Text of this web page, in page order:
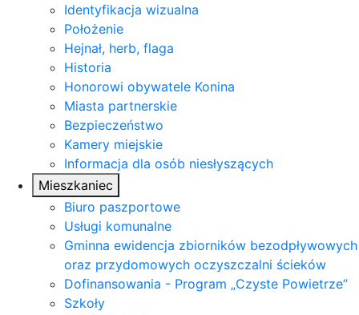
Identyfikacja wizualna
Położenie
Hejnał, herb, flaga
Historia
Honorowi obywatele Konina
Miasta partnerskie
Bezpieczeństwo
Kamery miejskie
Informacja dla osób niesłyszących
Mieszkaniec
Biuro paszportowe
Usługi komunalne
Gminna ewidencja zbiorników bezodpływowych
oraz przydomowych oczyszczalni ścieków
Dofinansowania - Program „Czyste Powietrze”
Szkoły